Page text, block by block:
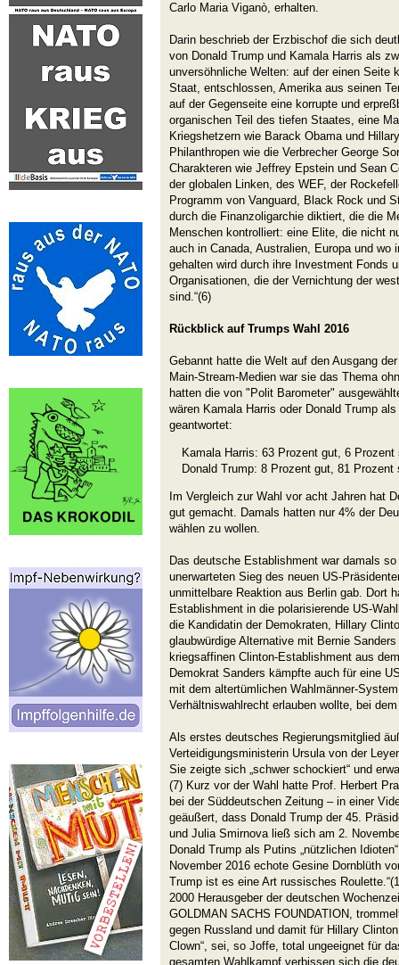
Carlo Maria Viganò, erhalten.
Darin beschrieb der Erzbischof die sich
von Donald Trump und Kamala Harris als
unversöhnliche Welten: auf der einen Seite
Staat, entschlossen, Amerika aus seinen
auf der Gegenseite eine korrupte und
organischen Teil des tiefen Staates, eine
Kriegshetzern wie Barack Obama und
Philanthropen wie die Verbrecher George
Charakteren wie Jeffrey Epstein und Sean
der globalen Linken, des WEF, der
Programm von Vanguard, Black Rock und
durch die Finanzoligarchie diktiert, die die
Menschen kontrolliert: eine Elite, die nicht
auch in Canada, Australien, Europa und wo
gehalten wird durch ihre Investment Fonds
Organisationen, die der Vernichtung der
sind.“(6)
Rückblick auf Trumps Wahl 2016
Gebannt hatte die Welt auf den Ausgang
Main-Stream-Medien war sie das Thema
hatten die von "Polit Barometer"
wären Kamala Harris oder Donald Trump
geantwortet:
Kamala Harris: 63 Prozent gut, 6 Prozent
Donald Trump: 8 Prozent gut, 81 Prozent
Im Vergleich zur Wahl vor acht Jahren hat
gut gemacht. Damals hatten nur 4% der
wählen zu wollen.
Das deutsche Establishment war damals
unerwarteten Sieg des neuen US-
unmittelbare Reaktion aus Berlin gab. Dort
Establishment in die polarisierende US-
die Kandidatin der Demokraten, Hillary
glaubwürdige Alternative mit Bernie
kriegsaffinen Clinton-Establishment aus
Demokrat Sanders kämpfte auch für eine
mit dem altertümlichen Wahlmänner-
Verhältniswahlrecht erlauben wollte, bei
Als erstes deutsches Regierungsmitglied
Verteidigungsministerin Ursula von der
Sie zeigte sich „schwer schockiert“ und
(7) Kurz vor der Wahl hatte Prof. Herbert
bei der Süddeutschen Zeitung – in einer
geäußert, dass Donald Trump der 45.
und Julia Smirnova ließ sich am 2.
Donald Trump als Putins „nützlichen
November 2016 echote Gesine Dornblüth
Trump ist es eine Art russisches
2000 Herausgeber der deutschen
GOLDMAN SACHS FOUNDATION,
gegen Russland und damit für Hillary
Clown“, sei, so Joffe, total ungeeignet für
gesamten Wahlkampf verbissen sich die